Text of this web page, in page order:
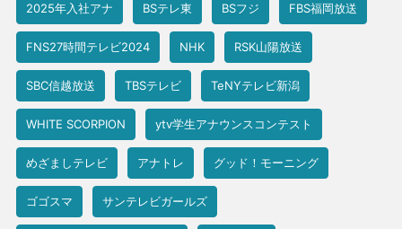
2025年入社アナ BSテレ東 BSフジ FBS福岡放送
FNS27時間テレビ2024 NHK RSK山陽放送
SBC信越放送 TBSテレビ TeNYテレビ新潟
WHITE SCORPION ytv学生アナウンスコンテスト
めざましテレビ アナトレ グッド！モーニング
ゴゴスマ サンテレビガールズ